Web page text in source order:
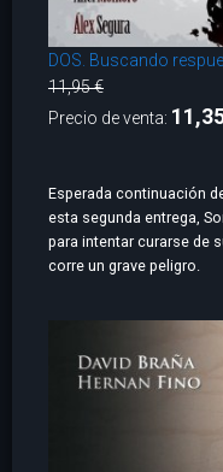
DOS. Buscando
11,95 €
Precio de venta:
Esperada continuación
esta segunda entrega,
para intentar curarse de
corre un grave peligro.